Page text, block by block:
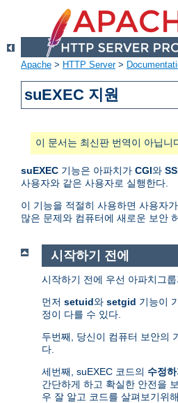
Apache > HTTP Server>
suEXEC 지원
이 문서는 최신판 번역이 아닙
suEXEC 기능은 아파치가 CGI와
사용자와 같은 사용자로 실행한다.
이 기능을 적절히 사용하면 사용자
많은 문제와 컴퓨터에 새로운 보안
시작하기 전에
시작하기 전에 우선 아파치그
먼저 setuid와 setgid 기능이
정이 다를 수 있다.
두번째, 당신이 컴퓨터 보안의
다.
세번째, suEXEC 코드의 수정
간단하게 하고 확실한 안전을
우 잘 알고 코드를 살펴보기위